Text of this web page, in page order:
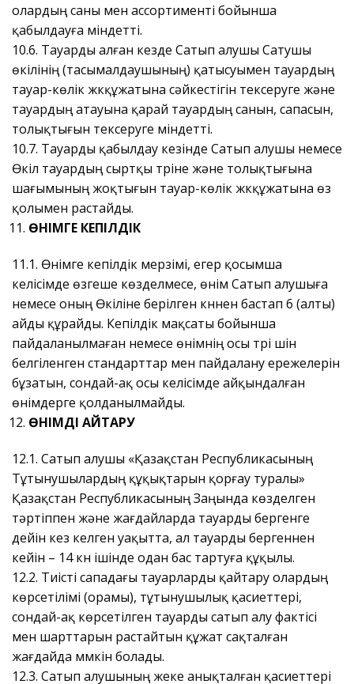
олардың саны мен ассортименті бойынша
қабылдауға міндетті.
10.6. Тауарды алған кезде Сатып алушы Сатушы
өкілінің (тасымалдаушының) қатысуымен тауардың
тауар-көлік жүкқұжатына сәйкестігін тексеруге және
тауардың атауына қарай тауардың санын, сапасын,
толықтығын тексеруге міндетті.
10.7. Тауарды қабылдау кезінде Сатып алушы немесе
Өкіл тауардың сыртқы түріне және толықтығына
шағымының жоқтығын тауар-көлік жүкқұжатына өз
қолымен растайды.
ӨНІМГЕ КЕПІЛДІК
11.1. Өнімге кепілдік мерзімі, егер қосымша
келісімде өзгеше көзделмесе, өнім Сатып алушыға
немесе оның Өкіліне берілген күннен бастап 6 (алты)
айды құрайды. Кепілдік мақсаты бойынша
пайдаланылмаған немесе өнімнің осы түрі үшін
белгіленген стандарттар мен пайдалану ережелерін
бұзатын, сондай-ақ осы келісімде айқындалған
өнімдерге қолданылмайды.
ӨНІМДІ ҚАЙТАРУ
12.1. Сатып алушы «Қазақстан Республикасының
Тұтынушылардың құқықтарын қорғау туралы»
Қазақстан Республикасының Заңында көзделген
тәртіппен және жағдайларда тауарды бергенге
дейін кез келген уақытта, ал тауарды бергеннен
кейін – 14 күн ішінде одан бас тартуға құқылы.
12.2. Тиісті сападағы тауарларды қайтару олардың
көрсетілімі (орамы), тұтынушылық қасиеттері,
сондай-ақ көрсетілген тауарды сатып алу фактісі
мен шарттарын растайтын құжат сақталған
жағдайда мүмкін болады.
12.3. Сатып алушының жеке анықталған қасиеттері